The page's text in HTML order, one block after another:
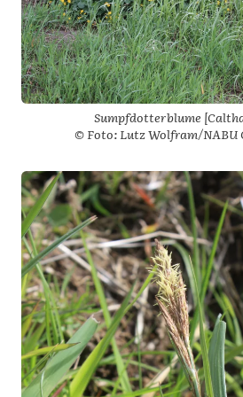
Sumpfdotterblume
© Foto: Lutz Wolfram/NABU